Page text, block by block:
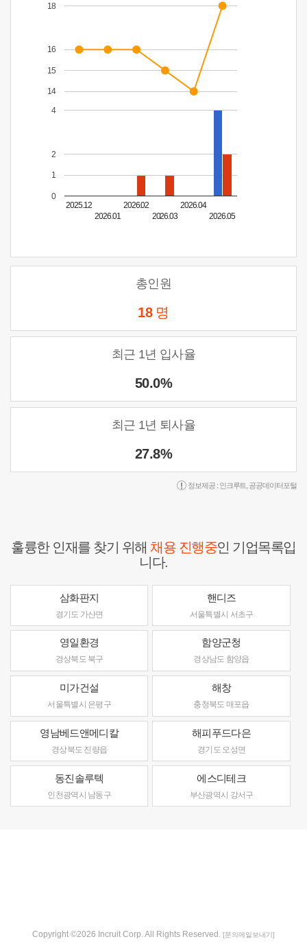
2025.12
2026.01
2026.02
2026.03
2026.04
2026.05
0
1
2
4
14
15
16
18
총인원
18 명
최근 1년 입사율
50.0%
최근 1년 퇴사율
27.8%
정보제공 : 인크루트 공공데이터포털
훌륭한 인재를 찾기 위해채용 진행중인 기업목록입
니다.
삼화판지
경기도 가산면
핸디즈
서울특별시 서초구
영일환경
경상북도 북구
함양군청
경상남도 함양읍
미가건설
서울특별시 은평구
해창
충청북도 매포읍
영남베드앤메디칼
경상북도 진량읍
해피푸드다은
경기도 오성면
동진솔루텍
인천광역시 남동구
에스디테크
부산광역시 강서구
Copyright ©2026 Incruit Corp. All Rights Reserved. [문의메일보내기]